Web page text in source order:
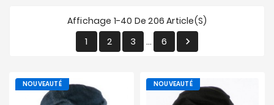
Marques
Affichage 1-40 De 206 Article(s)
1 2 3 … 6 
NOUVEAUTÉ NOUVEAUTÉ